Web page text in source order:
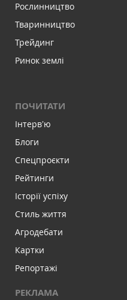
Рослинництво
Тваринництво
Трейдинг
Ринок землі
ПОЧИТАТИ
Інтервʼю
Блоги
Спецпроєкти
Рейтинги
Історії успіху
Стиль життя
Агродебати
Картки
Репортажі
РЕКЛАМА